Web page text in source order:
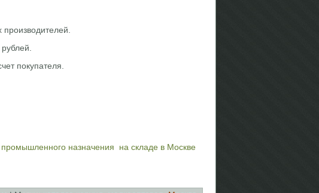
производителей.
покупателя.
назначения на складе в Москве